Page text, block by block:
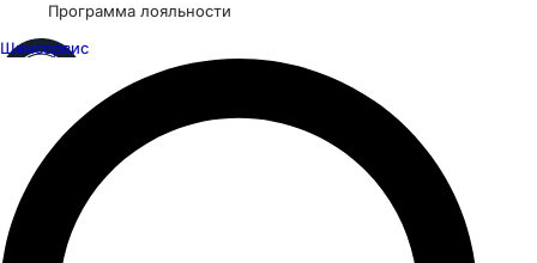
Программа лояльности
Шинсервис